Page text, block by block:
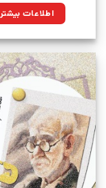
اطلاعات بیشتر